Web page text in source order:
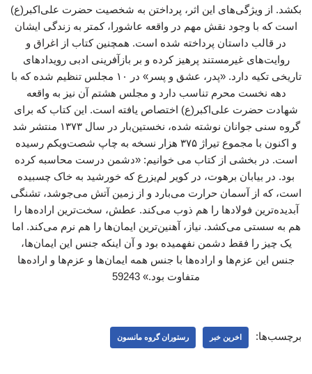
بکشد. از ویژگی‌های این اثر، پرداختن به شخصیت حضرت علی‌اکبر(ع)
است که با وجود نقش مهم در واقعه عاشورا، کمتر به زندگی ایشان
در قالب داستان پرداخته شده است. همچنین کتاب از اغراق و
روایت‌های غیرمستند پرهیز کرده و بر بازآفرینی ادبی رویدادهای
تاریخی تکیه دارد. «پدر، عشق و پسر» در ۱۰ مجلس تنظیم شده که با
دهه نخست محرم تناسب دارد و مجلس هشتم آن نیز به واقعه
شهادت حضرت علی‌اکبر(ع) اختصاص یافته است. این کتاب که برای
گروه سنی جوانان نوشته شده، نخستین‌بار در سال ۱۳۷۳ منتشر شد
و اکنون با مجموع تیراژ ۳۷۵ هزار نسخه به چاپ شصت‌ویکم رسیده
است. در بخشی از کتاب می خوانیم: «دشمن درست محاسبه کرده
بود. در بیابان برهوت، در کویر لم‌یزرع که خورشید به خاک چسبیده
است، که از آسمان حرارت می‌بارد و از زمین آتش می‌جوشد، تشنگی
آبدیده‌ترین فولادها را هم ذوب می‌کند. عطش، سخت‌ترین اراده‌ها را
هم به سستی می‌کشد. نیاز، آهنین‌ترین ایمان‌ها را هم نرم می‌کند. اما
یک چیز را فقط دشمن نفهمیده بود و آن اینکه جنس این ایمان‌ها،
جنس این عزم‌ها و اراده‌ها با جنس همه ایمان‌ها و عزم‌ها و اراده‌ها
متفاوت بود.» 59243
برچسب‌ها: اخرین خبر رستوران گروه مانسون